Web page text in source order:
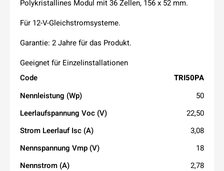
Polykristallines Modul mit 36 ​​Zellen, 156 x 52 mm.
Für 12-V-Gleichstromsysteme.
Garantie: 2 Jahre für das Produkt.
Geeignet für Einzelinstallationen
Code
TRI50PA
Nennleistung (Wp)
50
Leerlaufspannung Voc (V)
22,50
Strom Leerlauf Isc (A)
3,08
Nennspannung Vmp (V)
18
Nennstrom (A)
2,78